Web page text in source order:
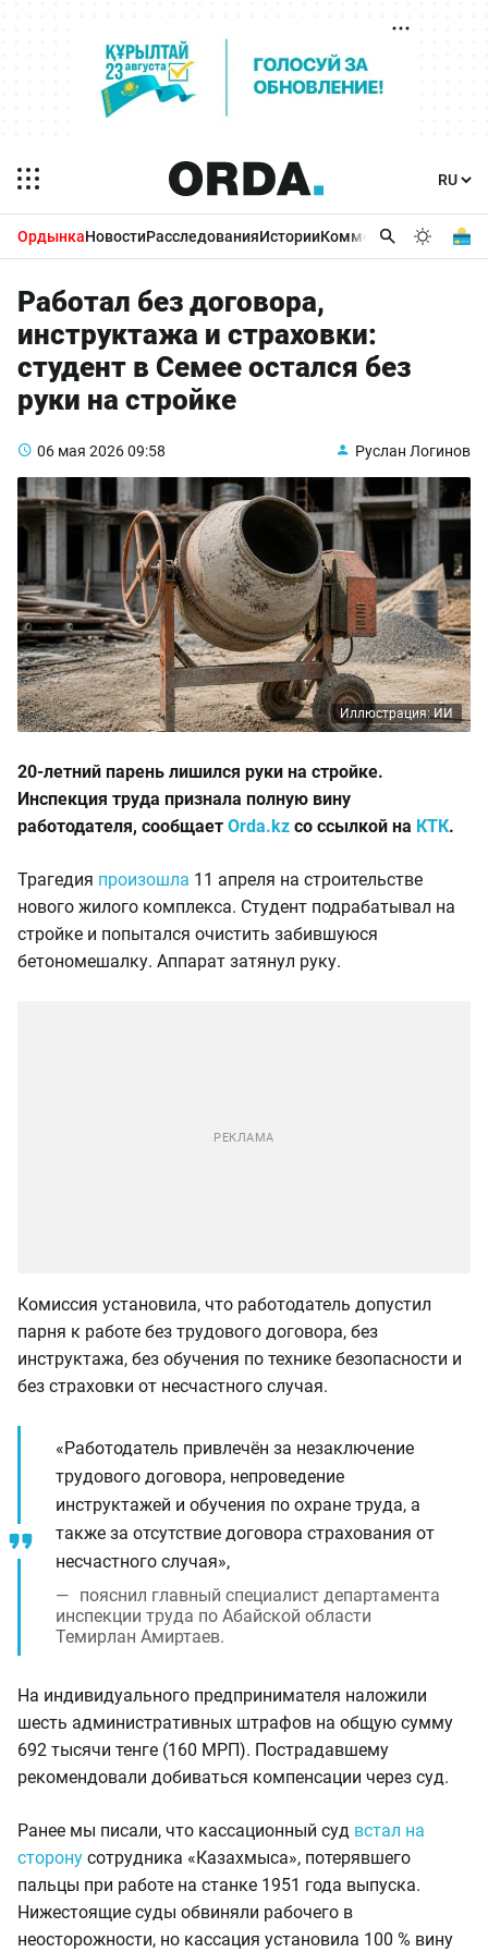
ОрдынкаНовостиРасследованияИсторииКомментарииБизнес
Работал без договора,
инструктажа и страховки:
студент в Семее остался без
руки на стройке
06 мая 202609:58 Руслан Логинов
Иллюстрация: ИИ
20-летний парень лишился руки на стройке.
Инспекция труда признала полную вину
работодателя, сообщает Orda.kz со ссылкой на КТК.
Трагедия произошла 11 апреля на строительстве
нового жилого комплекса. Студент подрабатывал на
стройке и попытался очистить забившуюся
бетономешалку. Аппарат затянул руку.
Комиссия установила, что работодатель допустил
парня к работе без трудового договора, без
инструктажа, без обучения по технике безопасности и
без страховки от несчастного случая.
«Работодатель привлечён за незаключение
трудового договора, непроведение
инструктажей и обучения по охране труда, а
также за отсутствие договора страхования от
несчастного случая»,
пояснил главный специалист департамента
инспекции труда по Абайской области
Темирлан Амиртаев.
На индивидуального предпринимателя наложили
шесть административных штрафов на общую сумму
692 тысячи тенге (160 МРП). Пострадавшему
рекомендовали добиваться компенсации через суд.
Ранее мы писали, что кассационный суд встал на
сторону сотрудника «Казахмыса», потерявшего
пальцы при работе на станке 1951 года выпуска.
Нижестоящие суды обвиняли рабочего в
неосторожности, но кассация установила 100 % вину